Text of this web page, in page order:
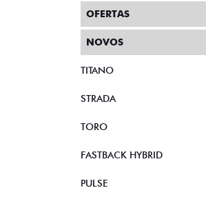
OFERTAS
NOVOS
TITANO
STRADA
TORO
FASTBACK HYBRID
PULSE